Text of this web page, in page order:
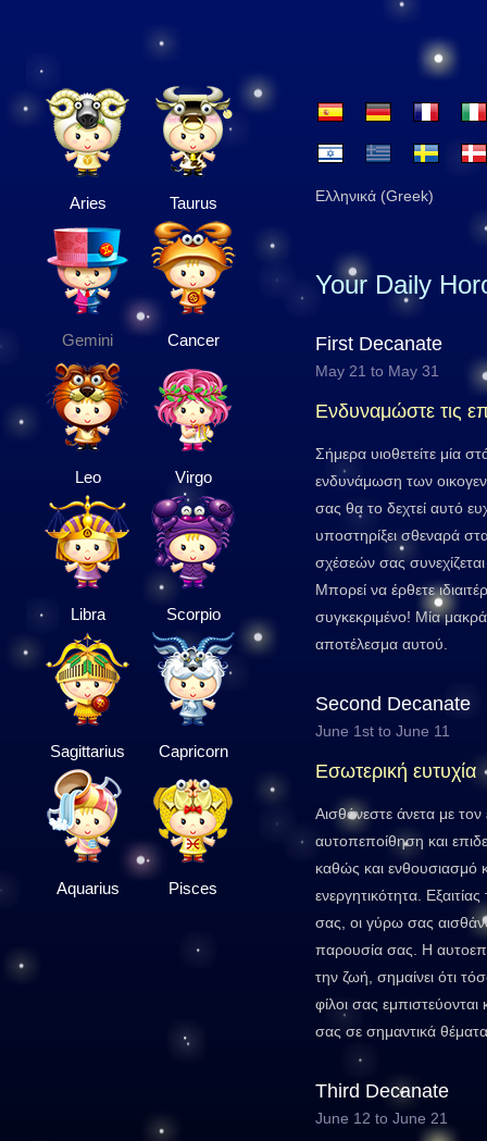
Aries Taurus
Gemini Cancer
Leo Virgo
Libra Scorpio
Sagittarius Capricorn
Aquarius Pisces
Ελληνικά (Greek)
Your Daily
First Decanate
May 21 to May 31
Ενδυναμώστε τις
Σήμερα υιοθετείτε μία
ενδυνάμωση των
σας θα το δεχτεί αυτό
υποστηρίξει σθεναρά
σχέσεών σας
Μπορεί να έρθετε
συγκεκριμένο! Μία
αποτέλεσμα αυτού.
Second Decanate
June 1st to June 11
Εσωτερική ευτυχία
Αισθάνεστε άνετα με
αυτοπεποίθηση και
καθώς και ενθουσιασμό
ενεργητικότητα.
σας, οι γύρω σας
παρουσία σας. Η
την ζωή, σημαίνει ότι
φίλοι σας
σας σε σημαντικά
Third Decanate
June 12 to June 21